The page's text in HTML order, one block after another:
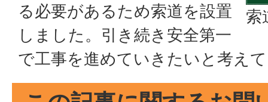
索
る必要があるため索道を設置
しました。引き続き安全第一
で工事を進めていきたいと考え